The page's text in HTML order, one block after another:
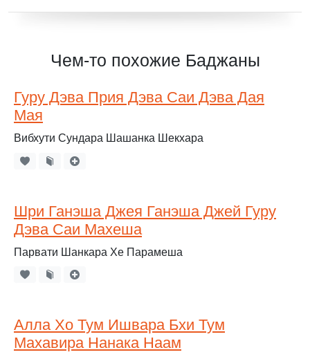
Чем-то похожие Баджаны
Гуру Дэва Прия Дэва Саи Дэва Дая
Мая
Вибхути Сундара Шашанка Шекхара
Шри Ганэша Джея Ганэша Джей Гуру
Дэва Саи Махеша
Парвати Шанкара Хе Парамеша
Алла Хо Тум Ишвара Бхи Тум
Махавира Нанака Наам